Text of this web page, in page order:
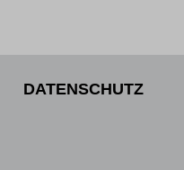
DATENSCHUTZ